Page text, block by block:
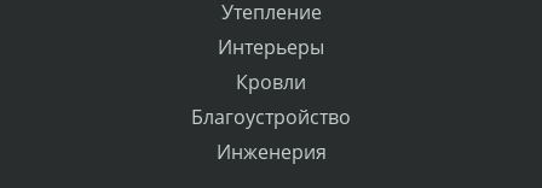
Утепление
Интерьеры
Кровли
Благоустройство
Инженерия